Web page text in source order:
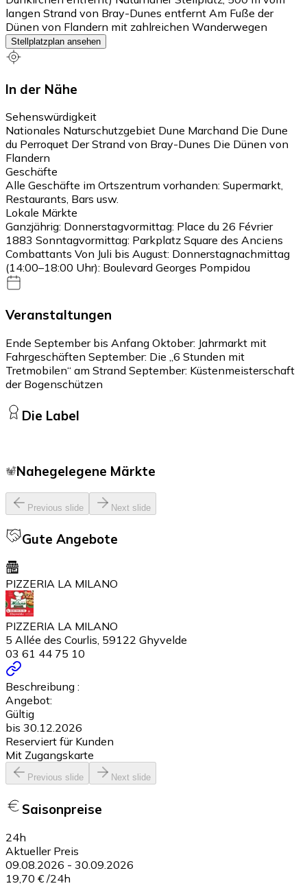
langen Strand von Bray-Dunes entfernt Am Fuße der
Dünen von Flandern mit zahlreichen Wanderwegen
Stellplatzplan ansehen
In der Nähe
Sehenswürdigkeit
Nationales Naturschutzgebiet Dune Marchand Die Dune
du Perroquet Der Strand von Bray-Dunes Die Dünen von
Flandern
Geschäfte
Alle Geschäfte im Ortszentrum vorhanden: Supermarkt,
Restaurants, Bars usw.
Lokale Märkte
Ganzjährig: Donnerstagvormittag: Place du 26 Février
1883 Sonntagvormittag: Parkplatz Square des Anciens
Combattants Von Juli bis August: Donnerstagnachmittag
(14:00–18:00 Uhr): Boulevard Georges Pompidou
Veranstaltungen
Ende September bis Anfang Oktober: Jahrmarkt mit
Fahrgeschäften September: Die „6 Stunden mit
Tretmobilen“ am Strand September: Küstenmeisterschaft
der Bogenschützen
Die Label
Nahegelegene Märkte
Previous slide Next slide
Gute Angebote
PIZZERIA LA MILANO
PIZZERIA LA MILANO
5 Allée des Courlis, 59122 Ghyvelde
03 61 44 75 10
Beschreibung :
Angebot:
Gültig
bis 30.12.2026
Reserviert für Kunden
Mit Zugangskarte
Previous slide Next slide
Saisonpreise
24h
Aktueller Preis
09.08.2026 - 30.09.2026
19,70 € /24h